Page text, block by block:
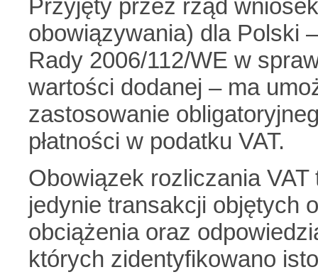
Przyjęty przez rząd
obowiązywania) dla Polski
Rady 2006/112/WE w
wartości dodanej – ma
zastosowanie
płatności w podatku VAT.
Obowiązek rozliczania
jedynie transakcji objętych
obciążenia oraz
których zidentyfikowano